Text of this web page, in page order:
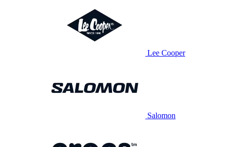
Lee Cooper
Salomon